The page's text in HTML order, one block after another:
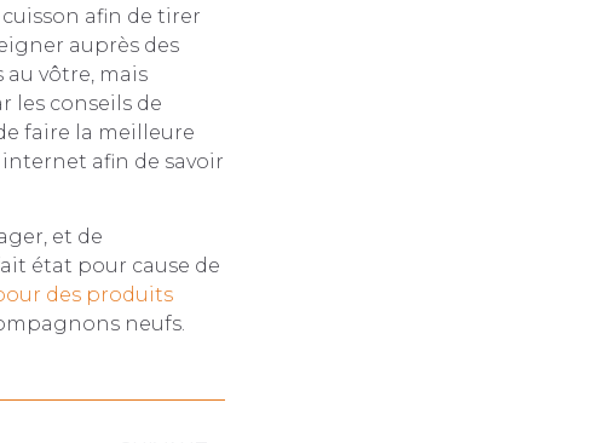
afin de tirer
auprès des
au vôtre, mais
les conseils de
faire la meilleure
afin de savoir
et de
état pour cause de
des produits
neufs.